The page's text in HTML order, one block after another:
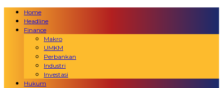
Home
Headline
Finance
Makro
UMKM
Perbankan
Industri
Investasi
Hukum